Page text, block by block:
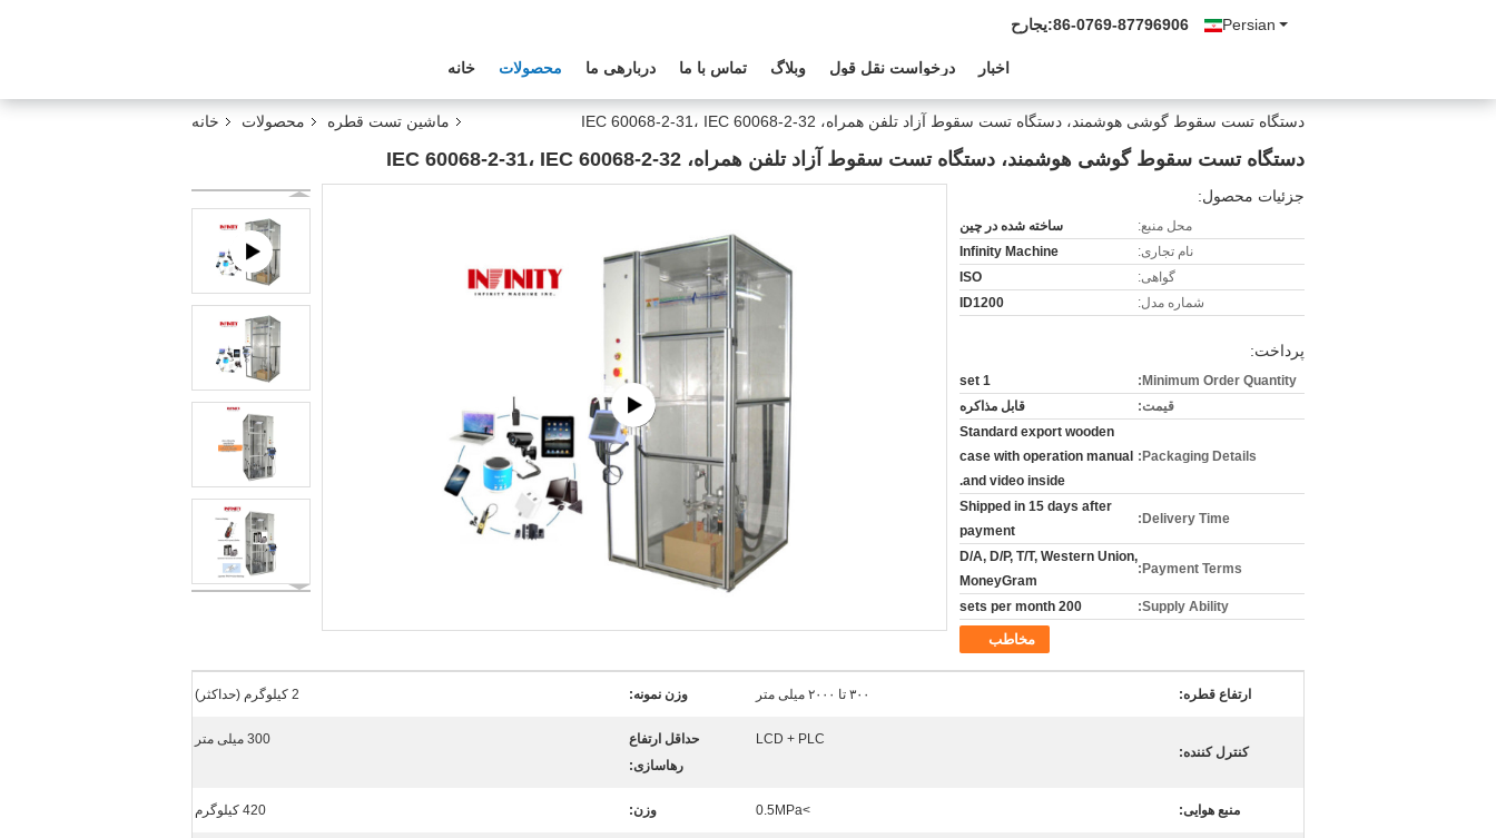
Persian حراجی:86-0769-87796906
خانه محصولات دربارهی ما تماس با ما وبلاگ درخواست نقل قول اخبار
خانه محصولات ماشین تست قطره دستگاه تست سقوط گوشی هوشمند، دستگاه تست سقوط آزاد تلفن همراه، IEC 60068-2-31، IEC 60068-2-32
دستگاه تست سقوط گوشی هوشمند، دستگاه تست سقوط آزاد تلفن همراه، IEC 60068-2-31، IEC 60068-2-32
جزئیات محصول:
محل منبع:
ساخته شده در چین
نام تجاری:
Infinity Machine
گواهی:
ISO
شماره مدل:
ID1200
پرداخت:
Minimum Order Quantity:
1 set
قیمت:
قابل مذاکره
Packaging Details:
Standard export wooden
case with operation manual
and video inside.
Delivery Time:
Shipped in 15 days after
payment
Payment Terms:
D/A, D/P, T/T, Western Union,
MoneyGram
Supply Ability:
200 sets per month
مخاطب
ارتفاع قطره: ۳۰۰ تا ۲۰۰۰ میلی متر وزن نمونه: 2 کیلوگرم (حداکثر)
کنترل کننده:
LCD + PLC
حداقل ارتفاع
رهاسازی:
300 میلی متر
منبع هوایی: >0.5MPa وزن: 420 کیلوگرم